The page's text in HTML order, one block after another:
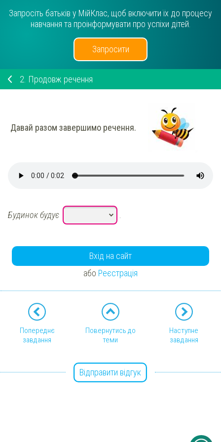
Запросіть батьків у МійКлас, щоб включити їх до процесу
навчання та проінформувати про успіхи дітей.
Запросити
2. Продовж речення
Давай разом завершимо речення.
Будинок будує .
Вхід на сайт
або Реєстрація
Попереднє
завдання
Повернутись до
теми
Наступне
завдання
Відправити відгук